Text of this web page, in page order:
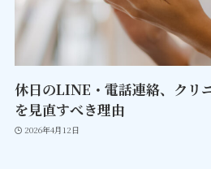
休日のLINE・電話連絡、クリ
を見直すべき理由
2026年4月12日